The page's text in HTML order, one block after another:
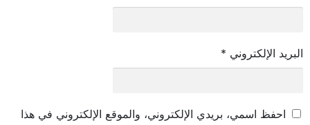
البريد الإلكتروني *
احفظ اسمي، بريدي الإلكتروني، والموقع الإلكتروني في هذا